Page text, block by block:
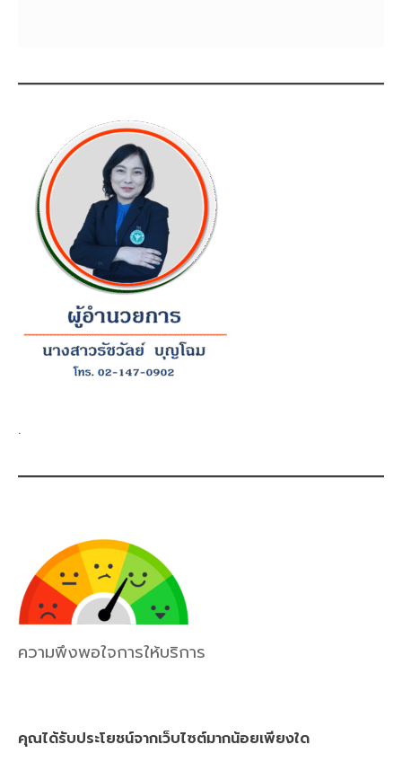
.
ความพึงพอใจการให้บริการ
คุณได้รับประโยชน์จากเว็บไซต์มากน้อยเพียงใด